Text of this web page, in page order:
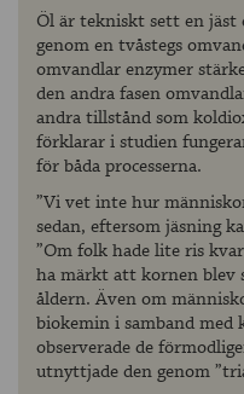
Öl är tekniskt sett en jäst
genom en tvåstegs
omvandlar enzymer
den andra fasen
andra tillstånd som
förklarar i studien
för båda processerna.
”Vi vet inte hur
sedan, eftersom jäsning
”Om folk hade lite ris
ha märkt att kornen blev
åldern. Även om
biokemin i samband med
observerade de
utnyttjade den genom